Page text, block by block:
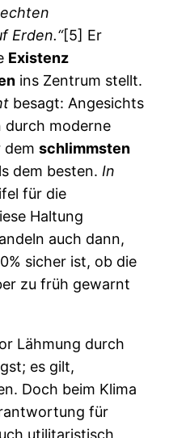
Erden.“[5] Er
Existenz
ins Zentrum stellt.
besagt: Angesichts
durch moderne
demschlimmsten
dem besten. In
für die
Haltung
auch dann,
sicher ist, ob die
zu früh gewarnt
Lähmung durch
es gilt,
Doch beim Klima
für
utilitaristisch